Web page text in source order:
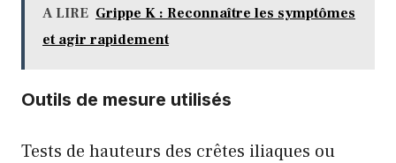
A LIRE Grippe K : Reconnaître les symptômes
et agir rapidement
Outils de mesure utilisés
Tests de hauteurs des crêtes iliaques ou